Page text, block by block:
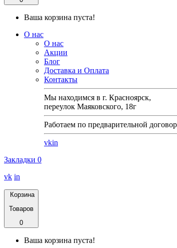
Ваша корзина пуста!
О нас
О нас
Акции
Блог
Доставка и Оплата
Контакты
Мы находимся в г. Красноярск,
переулок Маяковского, 18г
Работаем по предварительной
vkin
Закладки 0
vk in
Корзина
Товаров
0
Ваша корзина пуста!